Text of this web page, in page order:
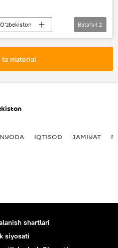
O‘zbekiston
Batafsil 2
ta material
IQTISOD JAMIYAT
shartlari
siyosati